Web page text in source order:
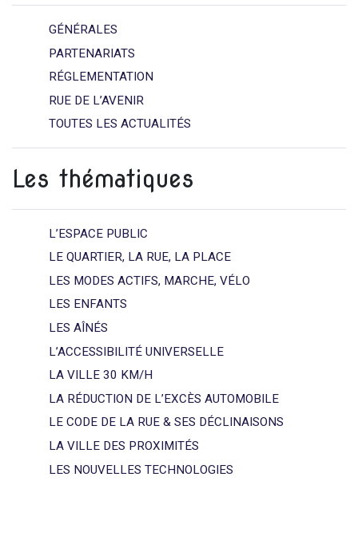
GÉNÉRALES
PARTENARIATS
RÉGLEMENTATION
RUE DE L’AVENIR
TOUTES LES ACTUALITÉS
Les thématiques
L’ESPACE PUBLIC
LE QUARTIER, LA RUE, LA PLACE
LES MODES ACTIFS, MARCHE, VÉLO
LES ENFANTS
LES AÎNÉS
L’ACCESSIBILITÉ UNIVERSELLE
LA VILLE 30 KM/H
LA RÉDUCTION DE L’EXCÈS AUTOMOBILE
LE CODE DE LA RUE & SES DÉCLINAISONS
LA VILLE DES PROXIMITÉS
LES NOUVELLES TECHNOLOGIES